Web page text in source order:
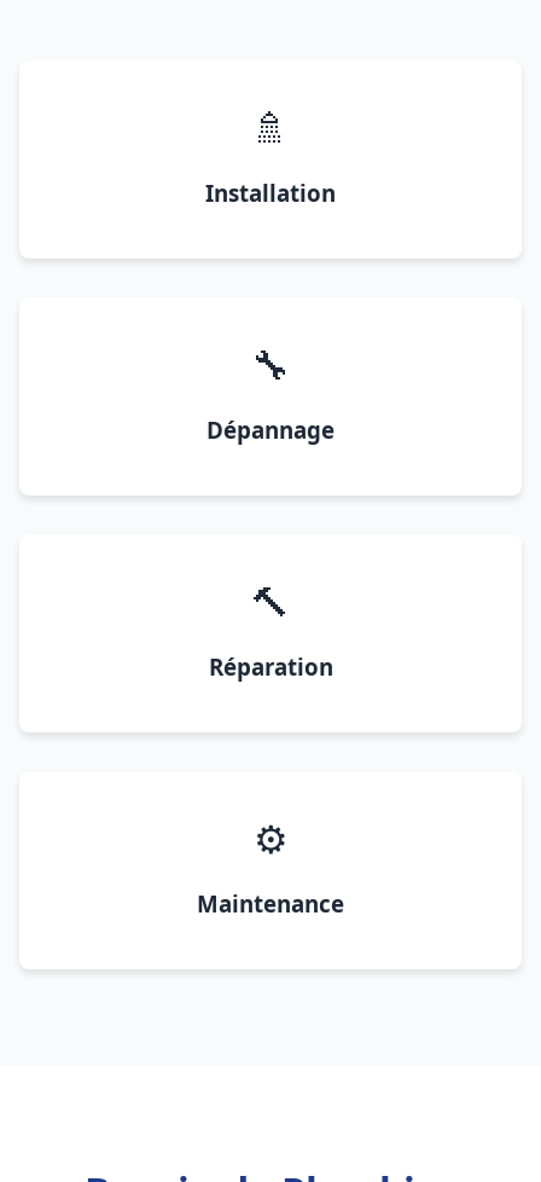
🚿
Installation
🔧
Dépannage
🔨
Réparation
⚙️
Maintenance